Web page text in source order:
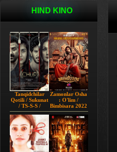
HIND KINO
Tanqidchilar
Qotili / Sukunat
/ TS-S-S /
Jimjitlik
Ortidagi Sir /
Chup 2022 HD
Hind kino
Zamonlar Osha
: O'lim /
Bimbisara 2022
Hind kino
Uzbek tilida